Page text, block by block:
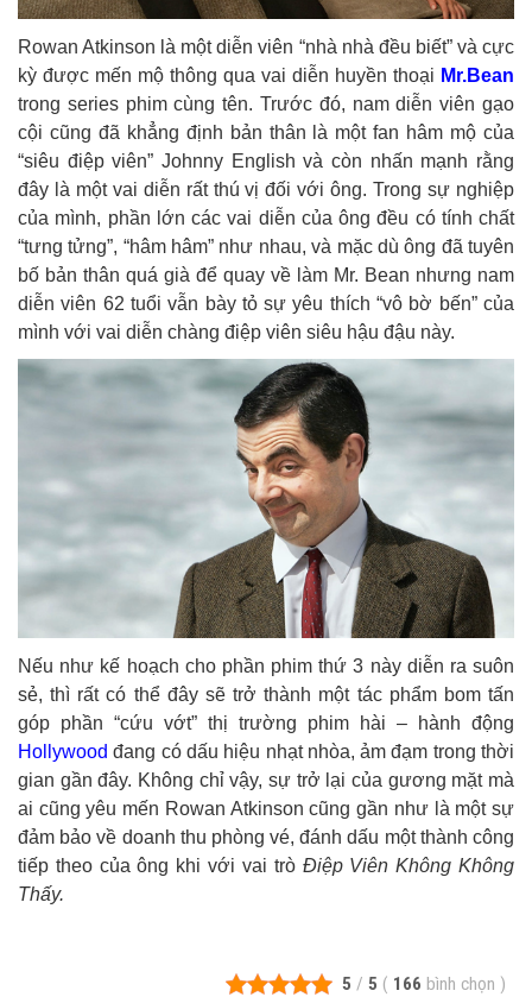
Rowan Atkinson là một diễn viên “nhà nhà đều biết” và cực
kỳ được mến mộ thông qua vai diễn huyền thoại Mr.Bean
trong series phim cùng tên. Trước đó, nam diễn viên gạo
cội cũng đã khẳng định bản thân là một fan hâm mộ của
“siêu điệp viên” Johnny English và còn nhấn mạnh rằng
đây là một vai diễn rất thú vị đối với ông. Trong sự nghiệp
của mình, phần lớn các vai diễn của ông đều có tính chất
“tưng tửng”, “hâm hâm” như nhau, và mặc dù ông đã tuyên
bố bản thân quá già để quay về làm Mr. Bean nhưng nam
diễn viên 62 tuổi vẫn bày tỏ sự yêu thích “vô bờ bến” của
mình với vai diễn chàng điệp viên siêu hậu đậu này.
Nếu như kế hoạch cho phần phim thứ 3 này diễn ra suôn
sẻ, thì rất có thể đây sẽ trở thành một tác phẩm bom tấn
góp phần “cứu vớt” thị trường phim hài – hành động
Hollywood đang có dấu hiệu nhạt nhòa, ảm đạm trong thời
gian gần đây. Không chỉ vậy, sự trở lại của gương mặt mà
ai cũng yêu mến Rowan Atkinson cũng gần như là một sự
đảm bảo về doanh thu phòng vé, đánh dấu một thành công
tiếp theo của ông khi với vai trò Điệp Viên Không Không
Thấy.
5 / 5 ( 166 bình chọn )